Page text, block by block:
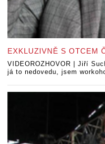
EXKLUZIVNĚ S OTCEM
VIDEOROZHOVOR | Jiří
já to nedovedu, jsem